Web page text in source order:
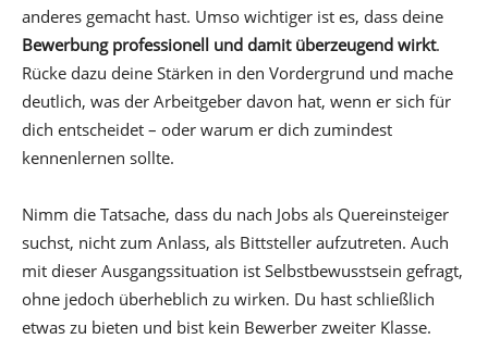
anderes gemacht hast. Umso wichtiger ist es, dass deine
Bewerbung professionell und damit überzeugend wirkt.
Rücke dazu deine Stärken in den Vordergrund und mache
deutlich, was der Arbeitgeber davon hat, wenn er sich für
dich entscheidet – oder warum er dich zumindest
kennenlernen sollte.
Nimm die Tatsache, dass du nach Jobs als Quereinsteiger
suchst, nicht zum Anlass, als Bittsteller aufzutreten. Auch
mit dieser Ausgangssituation ist Selbstbewusstsein gefragt,
ohne jedoch überheblich zu wirken. Du hast schließlich
etwas zu bieten und bist kein Bewerber zweiter Klasse.